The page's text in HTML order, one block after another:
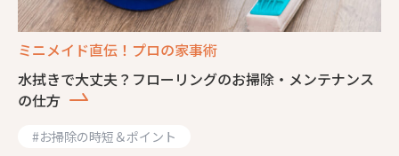
ミニメイド直伝！プロの家事術
水拭きで大丈夫？フローリングのお掃除・メンテナンス
の仕方
#お掃除の時短＆ポイント